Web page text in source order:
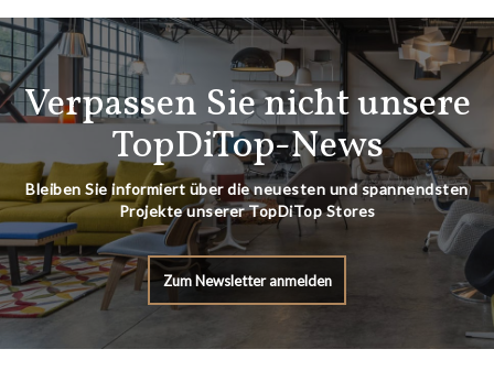
Verpassen Sie nicht unsere
TopDiTop-News
Bleiben Sie informiert über die neuesten und spannendsten
Projekte unserer TopDiTop Stores
Zum Newsletter anmelden